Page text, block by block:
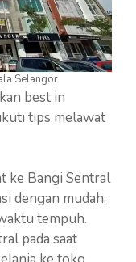
Selangor
best in
tips melawat
ke Bangi Sentral
dengan mudah.
tempuh.
pada saat